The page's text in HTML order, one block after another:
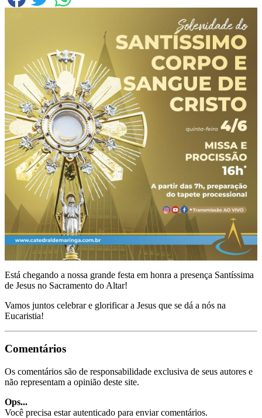
Está chegando a nossa grande festa em honra a presença Santíssima
de Jesus no Sacramento do Altar!
Vamos juntos celebrar e glorificar a Jesus que se dá a nós na
Eucaristia!
Comentários
Os comentários são de responsabilidade exclusiva de seus autores e
não representam a opinião deste site.
Ops...
Você precisa estar autenticado para enviar comentários.